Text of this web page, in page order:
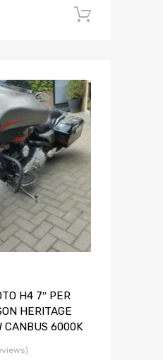
H4 7″ PER
HERITAGE
CANBUS 6000K